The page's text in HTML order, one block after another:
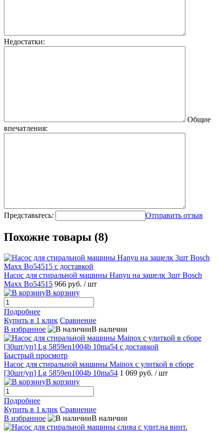
Недостатки:
Общие
впечатления:
Представьтесь: Отправить отзыв
Похожие товары (8)
Насос для стиральной машины Hanyu на защелк 3шт Bosch
Maxx Bo54515 966 руб. / шт
В корзину
Подробнее
Купить в 1 клик Сравнение
В избранное
В наличии
Быстрый просмотр
Насос для стиральной машины Mainox с улиткой в сборе
[30шт/уп] Lg 5859en1004b 10ma54 1 069 руб. / шт
В корзину
Подробнее
Купить в 1 клик Сравнение
В избранное
В наличии